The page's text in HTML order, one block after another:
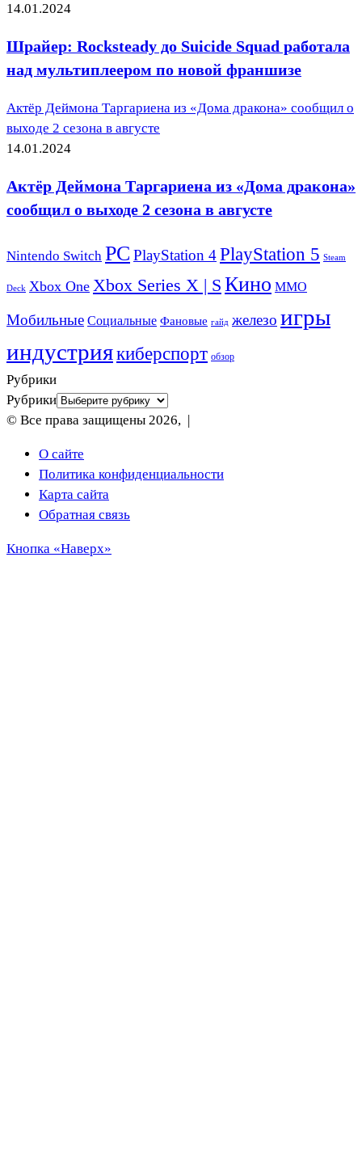
14.01.2024
Шрайер: Rocksteady до Suicide Squad работала
над мультиплеером по новой франшизе
Актёр Деймона Таргариена из «Дома дракона» сообщил о
выходе 2 сезона в августе
14.01.2024
Актёр Деймона Таргариена из «Дома дракона»
сообщил о выходе 2 сезона в августе
Nintendo Switch PC PlayStation 4PlayStation 5 Steam
Deck Xbox One Xbox Series X | S Кино ММО
Мобильные Социальные Фановые гайд железо игры
индустриякиберспорт обзор
Рубрики
Рубрики
© Все права защищены 2026, |
О сайте
Политика конфиденциальности
Карта сайта
Обратная связь
Кнопка «Наверх»